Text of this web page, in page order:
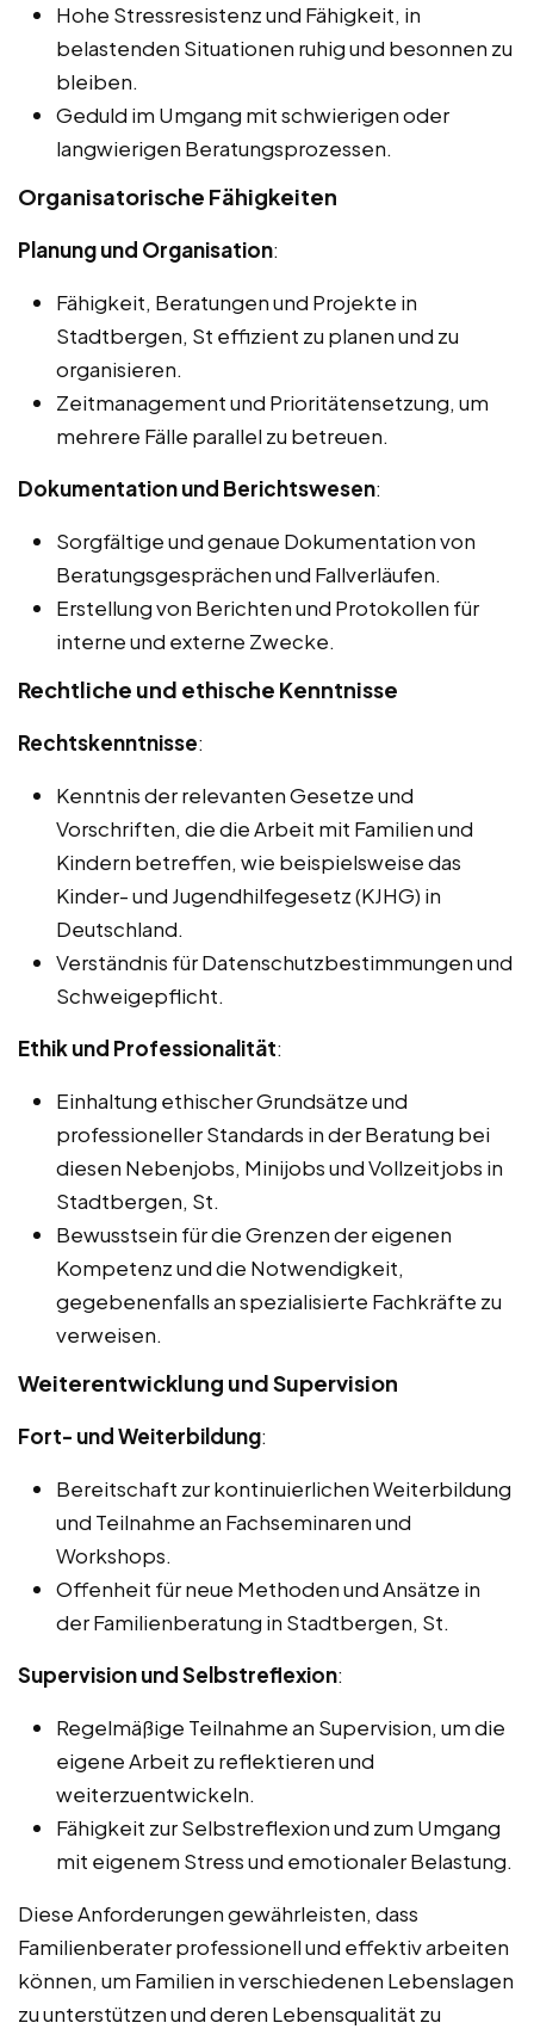
Hohe Stressresistenz und Fähigkeit, in
belastenden Situationen ruhig und besonnen zu
bleiben.
Geduld im Umgang mit schwierigen oder
langwierigen Beratungsprozessen.
Organisatorische Fähigkeiten
Planung und Organisation:
Fähigkeit, Beratungen und Projekte in
Stadtbergen, St effizient zu planen und zu
organisieren.
Zeitmanagement und Prioritätensetzung, um
mehrere Fälle parallel zu betreuen.
Dokumentation und Berichtswesen:
Sorgfältige und genaue Dokumentation von
Beratungsgesprächen und Fallverläufen.
Erstellung von Berichten und Protokollen für
interne und externe Zwecke.
Rechtliche und ethische Kenntnisse
Rechtskenntnisse:
Kenntnis der relevanten Gesetze und
Vorschriften, die die Arbeit mit Familien und
Kindern betreffen, wie beispielsweise das
Kinder- und Jugendhilfegesetz (KJHG) in
Deutschland.
Verständnis für Datenschutzbestimmungen und
Schweigepflicht.
Ethik und Professionalität:
Einhaltung ethischer Grundsätze und
professioneller Standards in der Beratung bei
diesen Nebenjobs, Minijobs und Vollzeitjobs in
Stadtbergen, St.
Bewusstsein für die Grenzen der eigenen
Kompetenz und die Notwendigkeit,
gegebenenfalls an spezialisierte Fachkräfte zu
verweisen.
Weiterentwicklung und Supervision
Fort- und Weiterbildung:
Bereitschaft zur kontinuierlichen Weiterbildung
und Teilnahme an Fachseminaren und
Workshops.
Offenheit für neue Methoden und Ansätze in
der Familienberatung in Stadtbergen, St.
Supervision und Selbstreflexion:
Regelmäßige Teilnahme an Supervision, um die
eigene Arbeit zu reflektieren und
weiterzuentwickeln.
Fähigkeit zur Selbstreflexion und zum Umgang
mit eigenem Stress und emotionaler Belastung.
Diese Anforderungen gewährleisten, dass
Familienberater professionell und effektiv arbeiten
können, um Familien in verschiedenen Lebenslagen
zu unterstützen und deren Lebensqualität zu